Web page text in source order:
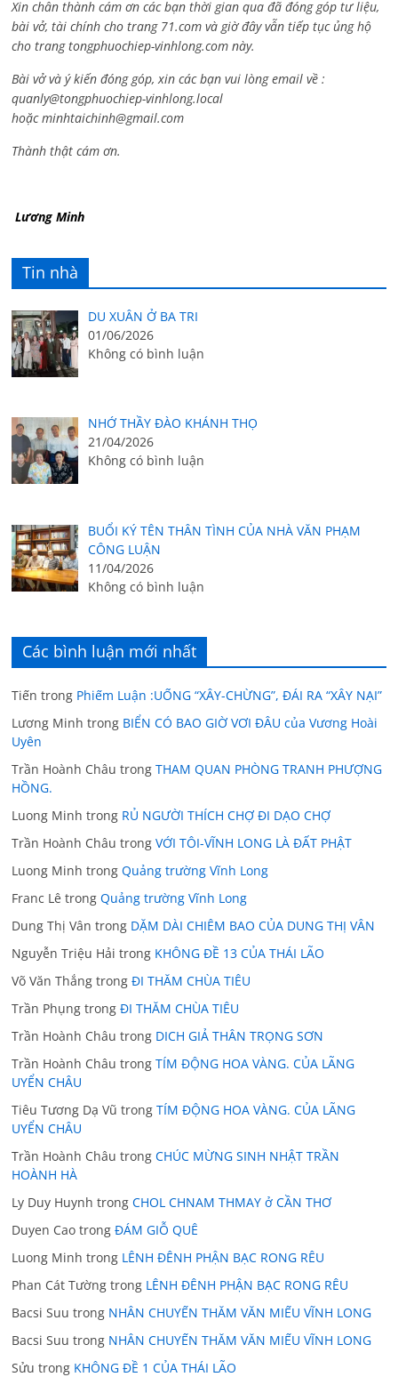
Xin chân thành cám ơn các bạn thời gian qua đã đóng góp tư liệu,
bài vở, tài chính cho trang 71.com và giờ đây vẫn tiếp tục ủng hộ
cho trang tongphuochiep-vinhlong.com này.
Bài vở và ý kiến đóng góp, xin các bạn vui lòng email về :
quanly@tongphuochiep-vinhlong.local
hoặcminhtaichinh@gmail.com
Thành thật cám ơn.
Lương Minh
Tin nhà
DU XUÂN Ở BA TRI
01/06/2026
Không có bình luận
NHỚ THẦY ĐÀO KHÁNH THỌ
21/04/2026
Không có bình luận
BUỔI KÝ TÊN THÂN TÌNH CỦA NHÀ VĂN PHẠM
CÔNG LUẬN
11/04/2026
Không có bình luận
Các bình luận mới nhất
Tiến trong Phiếm Luận :UỐNG “XÂY-CHỪNG”, ĐÁI RA “XÂY NẠI”
Lương Minh trong BIỂN CÓ BAO GIỜ VƠI ĐÂU của Vương Hoài
Uyên
Trần Hoành Châu trongTHAM QUAN PHÒNG TRANH PHƯỢNG
HỒNG.
Luong Minh trong RỦ NGƯỜI THÍCH CHỢ ĐI DẠO CHỢ
Trần Hoành Châu trongVỚI TÔI-VĨNH LONG LÀ ĐẤT PHẬT
Luong Minh trongQuảng trường Vĩnh Long
Franc Lê trongQuảng trường Vĩnh Long
Dung Thị Vân trong DẶM DÀI CHIÊM BAO CỦA DUNG THỊ VÂN
Nguyễn Triệu Hải trong KHÔNG ĐỀ 13 CỦA THÁI LÃO
Võ Văn Thắng trongĐI THĂM CHÙA TIÊU
Trần Phụng trongĐI THĂM CHÙA TIÊU
Trần Hoành Châu trong DICH GIẢ THÂN TRỌNG SƠN
Trần Hoành Châu trongTÍM ĐỘNG HOA VÀNG. CỦA LÃNG
UYỂN CHÂU
Tiêu Tương Dạ Vũ trongTÍM ĐỘNG HOA VÀNG. CỦA LÃNG
UYỂN CHÂU
Trần Hoành Châu trongCHÚC MỪNG SINH NHẬT TRẦN
HOÀNH HÀ
Ly Duy Huynh trongCHOL CHNAM THMAY ở CẦN THƠ
Duyen Cao trongĐÁM GIỖ QUÊ
Luong Minh trong LÊNH ĐÊNH PHẬN BẠC RONG RÊU
Phan Cát Tường trong LÊNH ĐÊNH PHẬN BẠC RONG RÊU
Bacsi Suu trong NHÂN CHUYẾN THĂM VĂN MIẾU VĨNH LONG
Bacsi Suu trong NHÂN CHUYẾN THĂM VĂN MIẾU VĨNH LONG
Sửu trong KHÔNG ĐỀ 1 CỦA THÁI LÃO